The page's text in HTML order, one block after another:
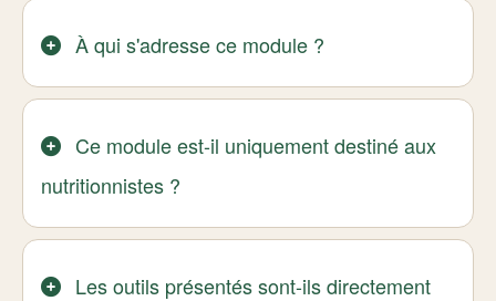
À qui s'adresse ce module ?
Ce module est-il uniquement destiné aux
nutritionnistes ?
Les outils présentés sont-ils directement